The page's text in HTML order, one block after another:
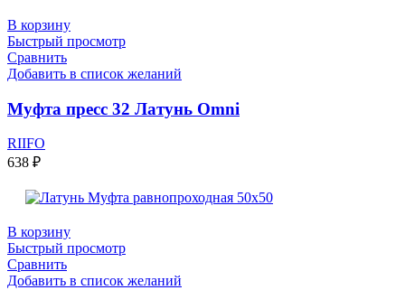
В корзину
Быстрый просмотр
Сравнить
Добавить в список желаний
Муфта пресс 32 Латунь Omni
RIIFO
638 ₽
В корзину
Быстрый просмотр
Сравнить
Добавить в список желаний